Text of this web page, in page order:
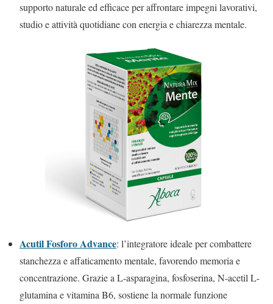
supporto naturale ed efficace per affrontare impegni lavorativi,
studio e attività quotidiane con energia e chiarezza mentale.
Acutil Fosforo Advance: l’integratore ideale per combattere
stanchezza e affaticamento mentale, favorendo memoria e
concentrazione. Grazie a L-asparagina, fosfoserina, N-acetil L-
glutamina e vitamina B6, sostiene la normale funzione